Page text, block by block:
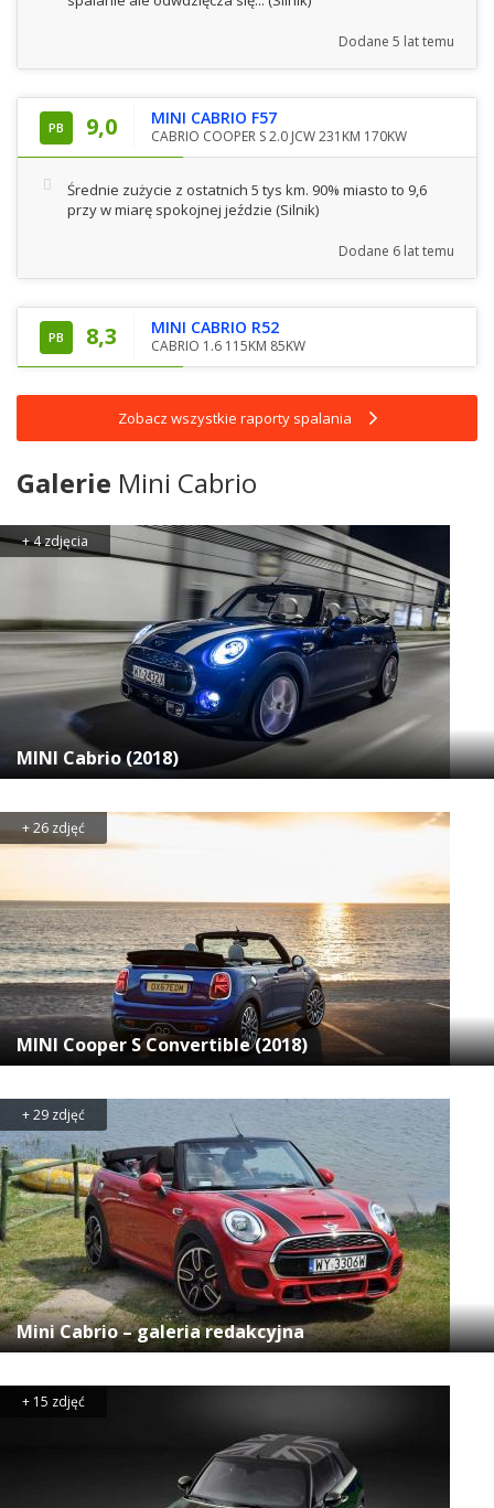
Dodane 5 lat temu
PB 9,0 MINI CABRIO F57
CABRIO COOPER S 2.0 JCW 231KM 170KW
Średnie zużycie z ostatnich 5 tys km. 90% miasto to 9,6
przy w miarę spokojnej jeździe (Silnik)
Dodane 6 lat temu
PB 8,3 MINI CABRIO R52
CABRIO 1.6 115KM 85KW
Zobacz wszystkie raporty spalania
Galerie Mini Cabrio
MINI Cabrio (2018)
+ 4 zdjęcia
MINI Cooper S Convertible (2018)
+ 26 zdjęć
Mini Cabrio – galeria redakcyjna
+ 29 zdjęć
+ 15 zdjęć